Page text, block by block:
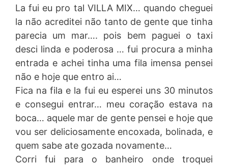
La fui eu pro tal VILLA MIX… quando cheguei
la não acreditei não tanto de gente que tinha
parecia um mar…. pois bem paguei o taxi
desci linda e poderosa … fui procura a minha
entrada e achei tinha uma fila imensa pensei
não e hoje que entro ai…
Fica na fila e la fui eu esperei uns 30 minutos
e consegui entrar… meu coração estava na
boca… aquele mar de gente pensei e hoje que
vou ser deliciosamente encoxada, bolinada, e
quem sabe ate gozada novamente…
Corri fui para o banheiro onde troquei